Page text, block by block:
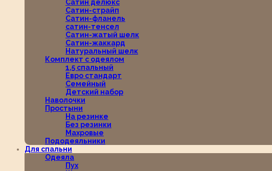
Сатин делюкс
Сатин-страйп
Сатин-фланель
сатин-тенсел
Сатин-жатый шелк
Сатин-жаккард
Натуральный шелк
Комплект с одеялом
1,5 спальный
Евро стандарт
Семейный
Детский набор
Наволочки
Простыни
На резинке
Без резинки
Махровые
Пододеяльники
Для спальни
Одеяла
Пух